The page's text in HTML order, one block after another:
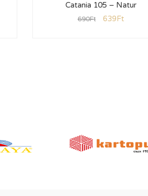
Catania 105 – Natur
690Ft 639Ft